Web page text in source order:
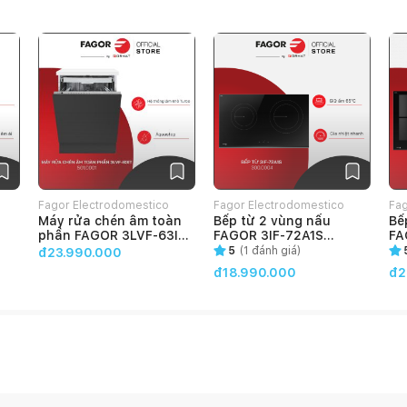
Fagor Electrodomestico
VietNam
Máy rửa chén âm toàn
phần FAGOR 3LVF-63IT
(501.0001)
đ23.990.000
Fagor Electrodomestico
VietNam
Bếp từ 2 vùng nấu
FAGOR 3IF-72A1S
(300.0004)
5 (1 đánh giá)
đ18.990.000